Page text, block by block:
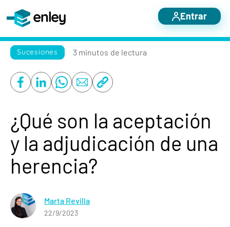
Servicios destacados
Otros servicios
Nosotros
Casos de éxito
Contacto
Entrar
Sucesiones 3 minutos de lectura
¿Qué son la aceptación
y la adjudicación de una
herencia?
Marta Revilla
22/9/2023